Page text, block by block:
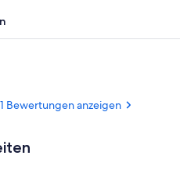
Bewertungen anzeigen